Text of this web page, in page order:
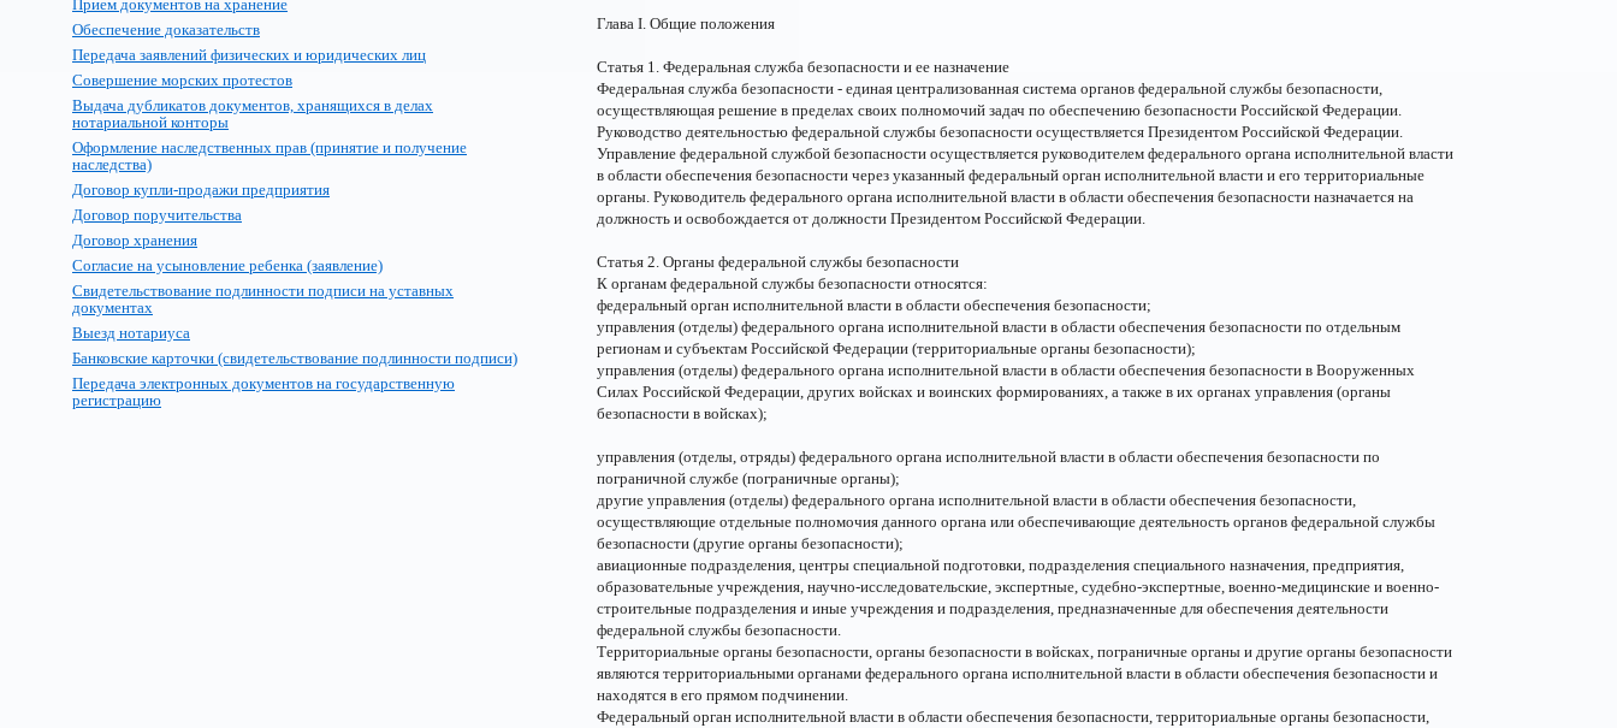
Прием документов на хранение
Обеспечение доказательств
Передача заявлений физических и юридических лиц
Совершение морских протестов
Выдача дубликатов документов, хранящихся в делах
нотариальной конторы
Оформление наследственных прав (принятие и получение
наследства)
Договор купли-продажи предприятия
Договор поручительства
Договор хранения
Согласие на усыновление ребенка (заявление)
Свидетельствование подлинности подписи на уставных
документах
Выезд нотариуса
Банковские карточки (свидетельствование подлинности подписи)
Передача электронных документов на государственную
регистрацию
Глава I. Общие положения
Статья 1. Федеральная служба безопасности и ее назначение
Федеральная служба безопасности - единая централизованная система органов федеральной службы безопасности,
осуществляющая решение в пределах своих полномочий задач по обеспечению безопасности Российской Федерации.
Руководство деятельностью федеральной службы безопасности осуществляется Президентом Российской Федерации.
Управление федеральной службой безопасности осуществляется руководителем федерального органа исполнительной власти
в области обеспечения безопасности через указанный федеральный орган исполнительной власти и его территориальные
органы. Руководитель федерального органа исполнительной власти в области обеспечения безопасности назначается на
должность и освобождается от должности Президентом Российской Федерации.
Статья 2. Органы федеральной службы безопасности
К органам федеральной службы безопасности относятся:
федеральный орган исполнительной власти в области обеспечения безопасности;
управления (отделы) федерального органа исполнительной власти в области обеспечения безопасности по отдельным
регионам и субъектам Российской Федерации (территориальные органы безопасности);
управления (отделы) федерального органа исполнительной власти в области обеспечения безопасности в Вооруженных
Силах Российской Федерации, других войсках и воинских формированиях, а также в их органах управления (органы
безопасности в войсках);
управления (отделы, отряды) федерального органа исполнительной власти в области обеспечения безопасности по
пограничной службе (пограничные органы);
другие управления (отделы) федерального органа исполнительной власти в области обеспечения безопасности,
осуществляющие отдельные полномочия данного органа или обеспечивающие деятельность органов федеральной службы
безопасности (другие органы безопасности);
авиационные подразделения, центры специальной подготовки, подразделения специального назначения, предприятия,
образовательные учреждения, научно-исследовательские, экспертные, судебно-экспертные, военно-медицинские и военно-
строительные подразделения и иные учреждения и подразделения, предназначенные для обеспечения деятельности
федеральной службы безопасности.
Территориальные органы безопасности, органы безопасности в войсках, пограничные органы и другие органы безопасности
являются территориальными органами федерального органа исполнительной власти в области обеспечения безопасности и
находятся в его прямом подчинении.
Федеральный орган исполнительной власти в области обеспечения безопасности, территориальные органы безопасности,